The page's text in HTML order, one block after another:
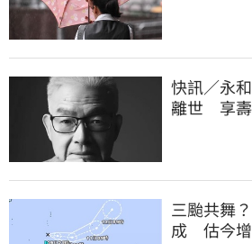
快訊／永
離世 享
三颱共舞
成 估今增